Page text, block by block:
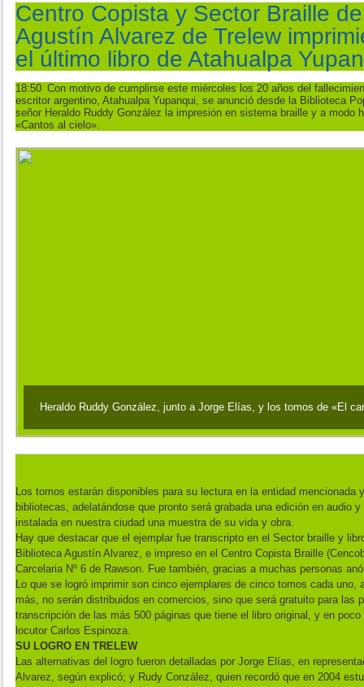
Centro Copista y Sector Braille
Agustín Alvarez de Trelew
el último libro de Atahualpa
18:50 Con motivo de cumplirse este miércoles los 20 años del
escritor argentino, Atahualpa Yupanqui, se anunció desde la Biblioteca
señor Heraldo Ruddy González la impresión en sistema braille y a modo
«Cantos al cielo».
Heraldo Ruddy González, junto a Jorge Elías, y los tomos de «El
Los tomos estarán disponibles para su lectura en la entidad mencionada
bibliotecas, adelatándose que pronto será grabada una edición en audio
instalada en nuestra ciudad una muestra de su vida y obra.
Hay que destacar que el ejemplar fue transcripto en el Sector braille y
Biblioteca Agustín Alvarez, e impreso en el Centro Copista Braille
Carcelaria Nº 6 de Rawson. Fue también, gracias a muchas personas
Lo que se logró imprimir son cinco ejemplares de cinco tomos cada uno,
más, no serán distribuidos en comercios, sino que será gratuito para las
transcripción de las más 500 páginas que tiene el libro original, y en
locutor Carlos Espinoza.
SU LOGRO EN TRELEW
Las alternativas del logro fueron detalladas por Jorge Elías, en
Alvarez, según explicó; y Rudy Conzález, quien recordó que en 2004